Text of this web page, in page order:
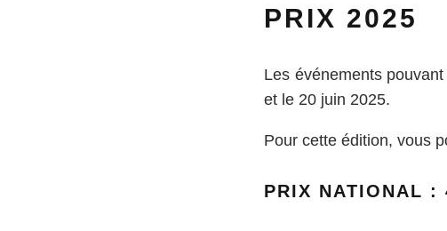
PRIX 2025
Les événements
et le 20 juin 2025.
Pour cette édition, vous
PRIX NATIONAL :